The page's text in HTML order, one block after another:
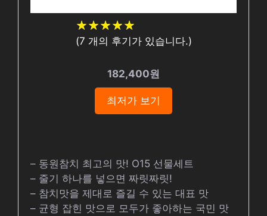
★★★★★
★★★★★
(7 개의 후기가 있습니다.)
182,400원
최저가 보기
– 동원참치 최고의 맛! O15 선물세트
– 줄기 하나를 넣으면 짜릿짜릿!
– 참치맛을 제대로 즐길 수 있는 대표 맛
– 균형 잡힌 맛으로 모두가 좋아하는 국민 맛